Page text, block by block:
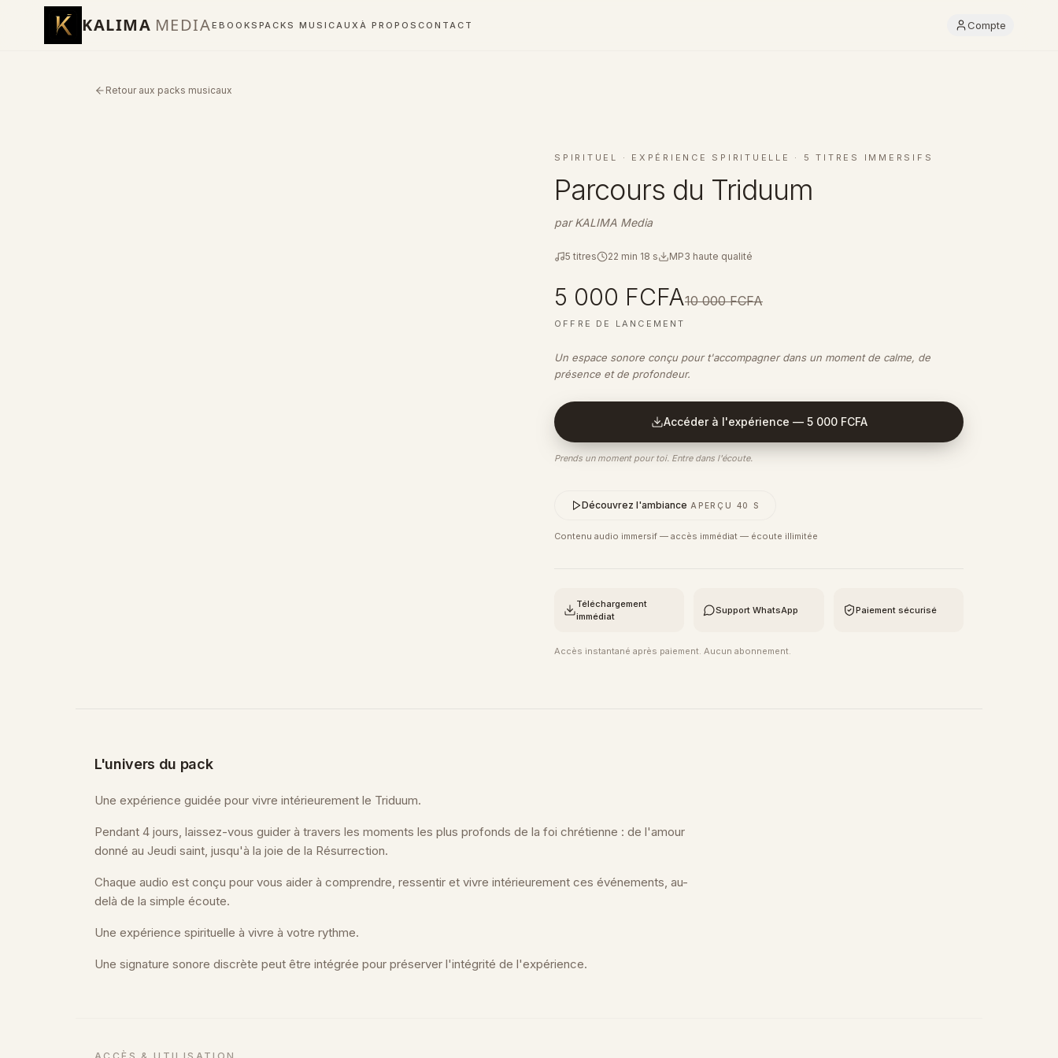
KALIMA MEDIAEBOOKS PACKS MUSICAUXÀ PROPOSCONTACT Compte
Retour aux packs musicaux
SPIRITUEL · EXPÉRIENCE SPIRITUELLE · 5 TITRES IMMERSIFS
Parcours du Triduum
parKALIMA Media
5 titres 22 min 18 s MP3 haute qualité
5 000 FCFA10 000 FCFA
OFFRE DE LANCEMENT
Un espace sonore conçu pour t'accompagner dans un moment de calme, de
présence et de profondeur.
Accéder à l'expérience — 5 000 FCFA
Prends un moment pour toi. Entre dans l'écoute.
Découvrez l'ambiance APERÇU 40 S
Contenu audio immersif — accès immédiat — écoute illimitée
Téléchargement
immédiat
Support WhatsApp Paiement sécurisé
Accès instantané après paiement. Aucun abonnement.
L'univers du pack
Une expérience guidée pour vivre intérieurement le Triduum.
Pendant 4 jours, laissez-vous guider à travers les moments les plus profonds de la foi chrétienne : de l'amour
donné au Jeudi saint, jusqu'à la joie de la Résurrection.
Chaque audio est conçu pour vous aider à comprendre, ressentir et vivre intérieurement ces événements, au-
delà de la simple écoute.
Une expérience spirituelle à vivre à votre rythme.
Une signature sonore discrète peut être intégrée pour préserver l'intégrité de l'expérience.